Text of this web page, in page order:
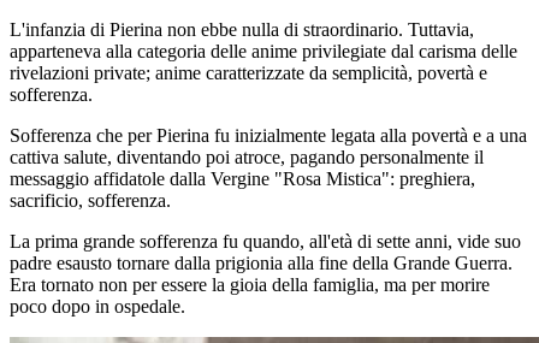
L'infanzia di Pierina non ebbe nulla di straordinario. Tuttavia,
apparteneva alla categoria delle anime privilegiate dal carisma delle
rivelazioni private; anime caratterizzate da semplicità, povertà e
sofferenza.
Sofferenza che per Pierina fu inizialmente legata alla povertà e a una
cattiva salute, diventando poi atroce, pagando personalmente il
messaggio affidatole dalla Vergine "Rosa Mistica": preghiera,
sacrificio, sofferenza.
La prima grande sofferenza fu quando, all'età di sette anni, vide suo
padre esausto tornare dalla prigionia alla fine della Grande Guerra.
Era tornato non per essere la gioia della famiglia, ma per morire
poco dopo in ospedale.